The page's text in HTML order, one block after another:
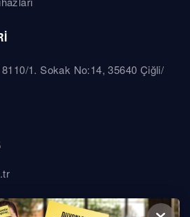
1. Sokak No:14, 35640 Çiğli/